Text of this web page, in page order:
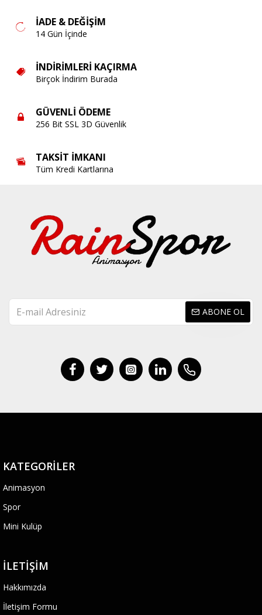
İADE & DEĞIŞIM
14 Gün İçinde
İNDIRIMLERI KAÇIRMA
Birçok İndirim Burada
GÜVENLI ÖDEME
256 Bit SSL 3D Güvenlik
TAKSIT İMKANI
Tüm Kredi Kartlarına
ABONE OL
KATEGORILER
Animasyon
Spor
Mini Kulüp
İLETIŞIM
Hakkımızda
İletişim Formu